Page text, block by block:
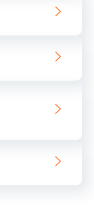
телефона